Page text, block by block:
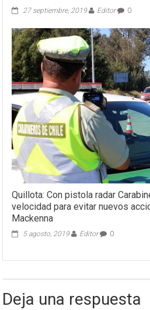
27 septiembre, 2019 Editor 0
Quillota: Con pistola radar
velocidad para evitar nuevos
Mackenna
5 agosto, 2019 Editor 0
Deja una respuesta